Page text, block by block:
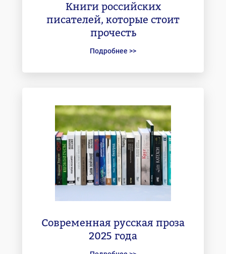
Книги российских
писателей, которые стоит
прочесть
Подробнее >>
Современная русская проза
2025 года